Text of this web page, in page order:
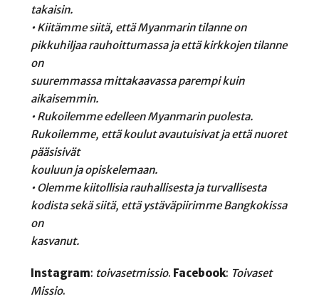
takaisin.
• Kiitämme siitä, että Myanmarin tilanne on
pikkuhiljaa rauhoittumassa ja että kirkkojen tilanne
on
suuremmassa mittakaavassa parempi kuin
aikaisemmin.
• Rukoilemme edelleen Myanmarin puolesta.
Rukoilemme, että koulut avautuisivat ja että nuoret
pääsisivät
kouluun ja opiskelemaan.
• Olemme kiitollisia rauhallisesta ja turvallisesta
kodista sekä siitä, että ystäväpiirimme Bangkokissa
on
kasvanut.
Instagram: toivasetmissio. Facebook: Toivaset
Missio.